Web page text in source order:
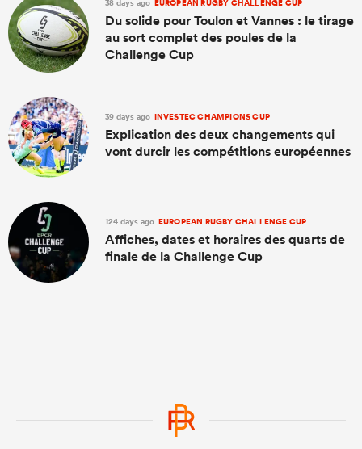
38 days ago EUROPEAN RUGBY CHALLENGE CUP
Du solide pour Toulon et Vannes : le tirage
au sort complet des poules de la
Challenge Cup
39 days ago INVESTEC CHAMPIONS CUP
Explication des deux changements qui
vont durcir les compétitions européennes
124 days ago EUROPEAN RUGBY CHALLENGE CUP
Affiches, dates et horaires des quarts de
finale de la Challenge Cup